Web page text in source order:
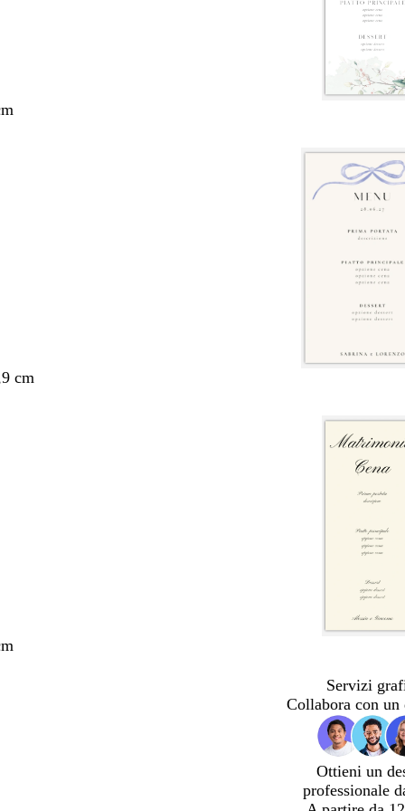
cm
Servizi
Collabora con un
Ottieni un
professionale